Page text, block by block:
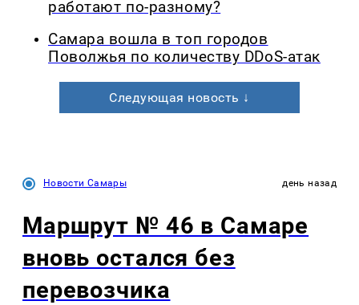
работают по-разному?
Самара вошла в топ городов
Поволжья по количеству DDoS-атак
Следующая новость ↓
Новости Самары день назад
Маршрут № 46 в Самаре
вновь остался без
перевозчика